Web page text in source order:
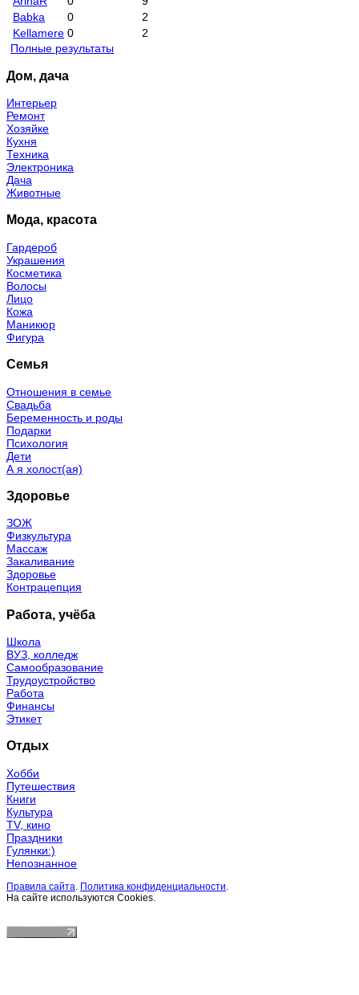
Babka
0
2
Kellamere 0
2
Полные результаты
Дом, дача
Интерьер
Ремонт
Хозяйке
Кухня
Техника
Электроника
Дача
Животные
Мода, красота
Гардероб
Украшения
Косметика
Волосы
Лицо
Кожа
Маникюр
Фигура
Семья
Отношения в семье
Свадьба
Беременность и роды
Подарки
Психология
Дети
А я холост(ая)
Здоровье
ЗОЖ
Физкультура
Массаж
Закаливание
Здоровье
Контрацепция
Работа, учёба
Школа
ВУЗ, колледж
Самообразование
Трудоустройство
Работа
Финансы
Этикет
Отдых
Хобби
Путешествия
Книги
Культура
TV, кино
Праздники
Гулянки:)
Непознанное
Правила сайта. Политика конфиденциальности.
На сайте используются Cookies.